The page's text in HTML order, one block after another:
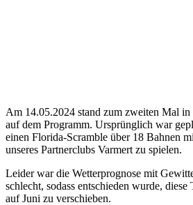
Am 14.05.2024 stand zum zweiten Mal
auf dem Programm. Ursprünglich war
einen Florida-Scramble über 18 Bahnen
unseres Partnerclubs Varmert zu spielen.
Leider war die Wetterprognose mit
schlecht, sodass entschieden wurde,
auf Juni zu verschieben.